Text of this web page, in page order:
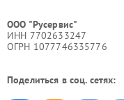
ООО "Русервис"
ИНН 7702633247
ОГРН 1077746335776
Поделиться в соц. сетях: